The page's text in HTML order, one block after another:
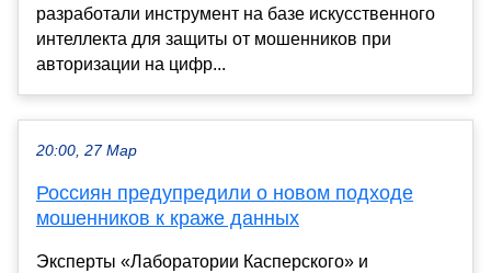
разработали инструмент на базе искусственного
интеллекта для защиты от мошенников при
авторизации на цифр...
20:00, 27 Мар
Россиян предупредили о новом подходе
мошенников к краже данных
Эксперты «Лаборатории Касперского» и